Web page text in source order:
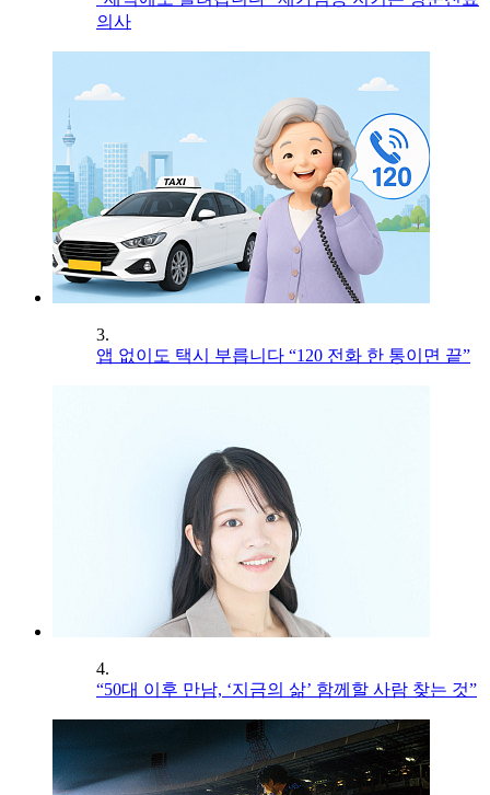
의사
3.
앱 없이도 택시 부릅니다 “120 전화 한 통이면 끝”
4.
“50대 이후 만남, ‘지금의 삶’ 함께할 사람 찾는 것”